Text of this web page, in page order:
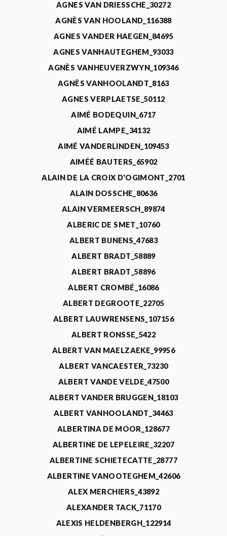
AGNES VAN DRIESSCHE_30272
AGNÈS VAN HOOLAND_116388
AGNES VANDER HAEGEN_84695
AGNES VANHAUTEGHEM_93033
AGNÈS VANHEUVERZWYN_109346
AGNÈS VANHOOLANDT_8163
AGNES VERPLAETSE_50112
AIMÉ BODEQUIN_6717
AIMÉ LAMPE_34132
AIMÉ VANDERLINDEN_109453
AIMÉÉ BAUTERS_65902
ALAIN DE LA CROIX D'OGIMONT_2701
ALAIN DOSSCHE_80636
ALAIN VERMEERSCH_89874
ALBERIC DE SMET_10760
ALBERT BIJNENS_47683
ALBERT BRADT_58889
ALBERT BRADT_58896
ALBERT CROMBÉ_16086
ALBERT DEGROOTE_22705
ALBERT LAUWRENSENS_107156
ALBERT RONSSE_5422
ALBERT VAN MAELZAEKE_99956
ALBERT VANCAESTER_73230
ALBERT VANDE VELDE_47500
ALBERT VANDER BRUGGEN_18103
ALBERT VANHOOLANDT_34463
ALBERTINA DE MOOR_128677
ALBERTINE DE LEPELEIRE_32207
ALBERTINE SCHIETECATTE_28777
ALBERTINE VANOOTEGHEM_42606
ALEX MERCHIERS_43892
ALEXANDER TACK_71170
ALEXIS HELDENBERGH_122914